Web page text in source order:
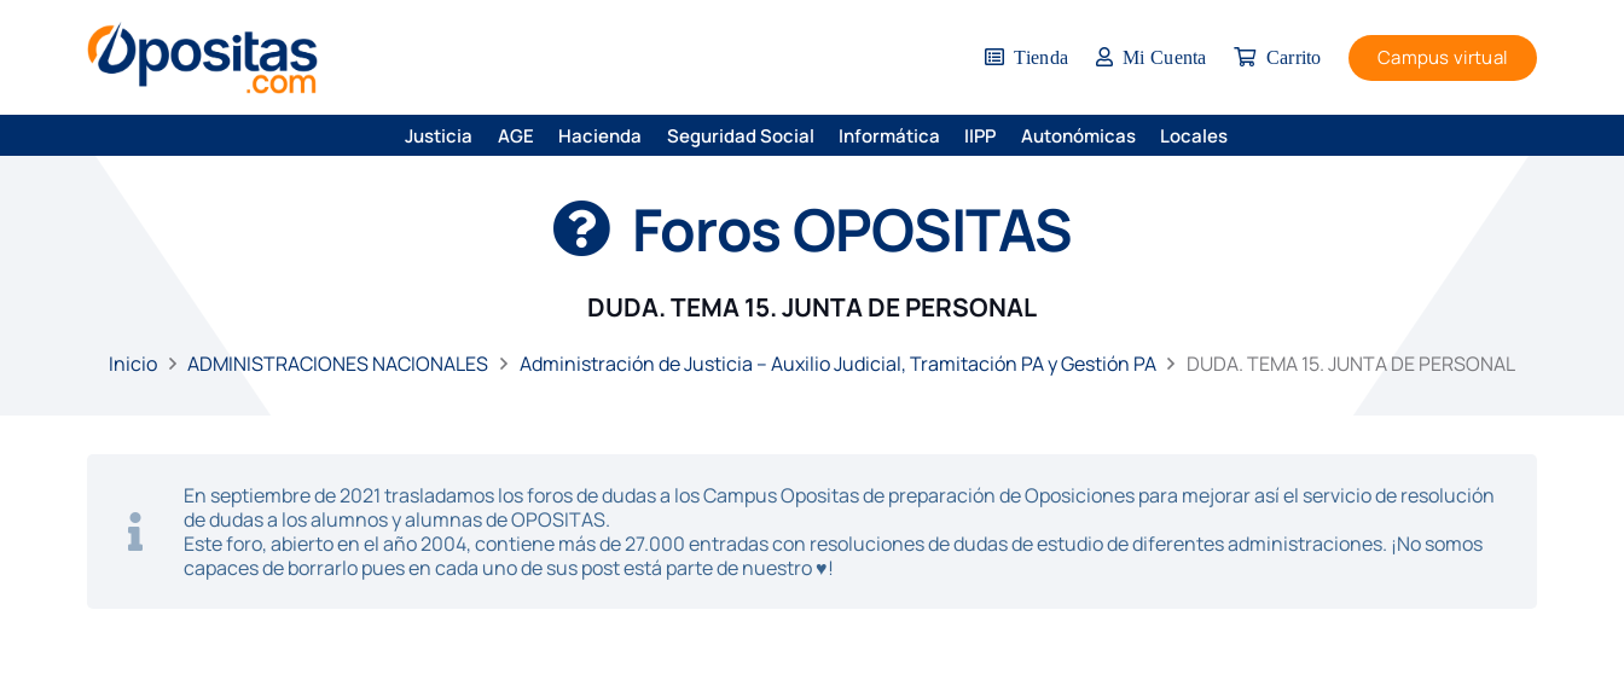
Tienda Mi Cuenta Carrito Campus virtual
Justicia AGE Hacienda Seguridad Social Informática IIPP Autonómicas Locales
Foros OPOSITAS
DUDA. TEMA 15. JUNTA DE PERSONAL
Inicio ADMINISTRACIONES NACIONALES Administración de Justicia – Auxilio Judicial, Tramitación PA y Gestión PA DUDA. TEMA 15. JUNTA DE PERSONAL
En septiembre de 2021 trasladamos los foros de dudas a los Campus Opositas de preparación de Oposiciones para mejorar así el servicio de resolución
de dudas a los alumnos y alumnas de OPOSITAS.
Este foro, abierto en el año 2004, contiene más de 27.000 entradas con resoluciones de dudas de estudio de diferentes administraciones. ¡No somos
capaces de borrarlo pues en cada uno de sus post está parte de nuestro ♥!